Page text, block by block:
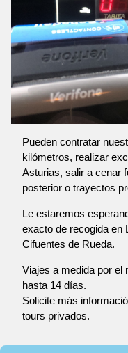
Pueden contratar
kilómetros, realizar
Asturias, salir a cenar
posterior o trayectos
Le estaremos
exacto de recogida en
Cifuentes de Rueda.
Viajes a medida por el
hasta 14 días.
Solicite más
tours privados.